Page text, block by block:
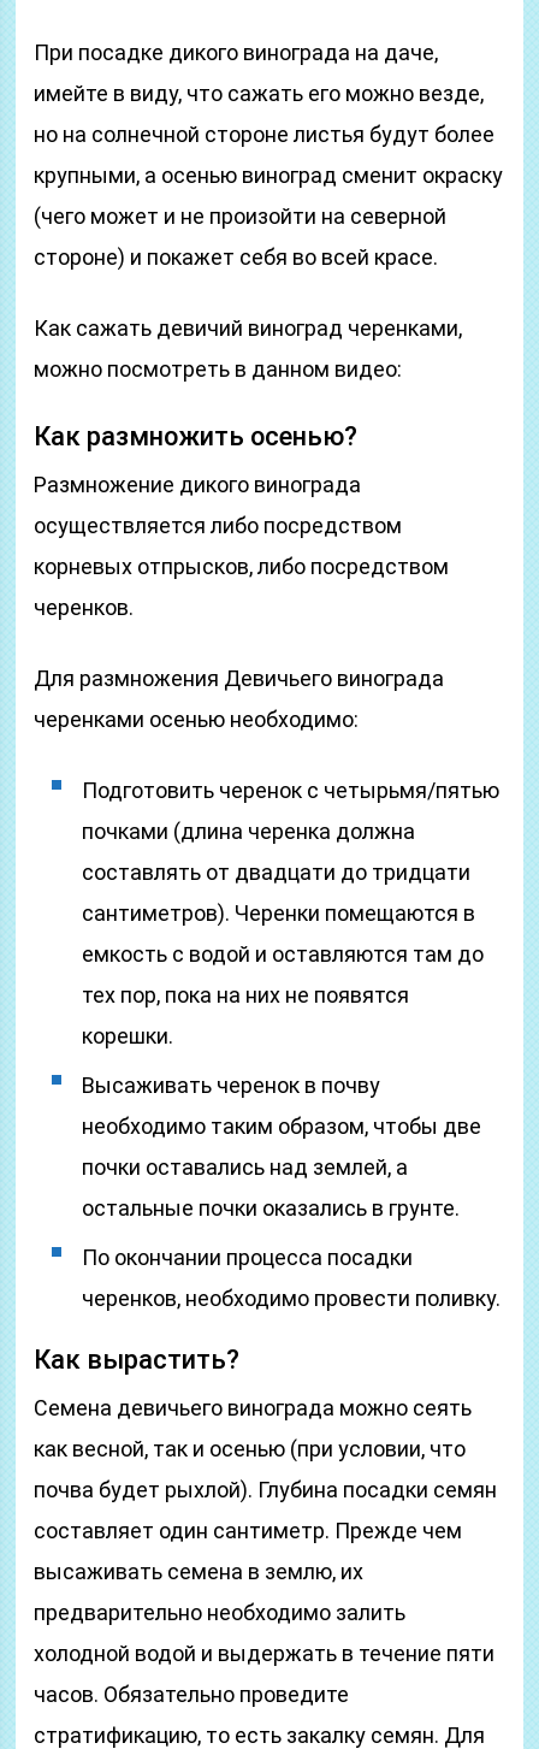
При посадке дикого винограда на даче,
имейте в виду, что сажать его можно везде,
но на солнечной стороне листья будут более
крупными, а осенью виноград сменит окраску
(чего может и не произойти на северной
стороне) и покажет себя во всей красе.
Как сажать девичий виноград черенками,
можно посмотреть в данном видео:
Как размножить осенью?
Размножение дикого винограда
осуществляется либо посредством
корневых отпрысков, либо посредством
черенков.
Для размножения Девичьего винограда
черенками осенью необходимо:
Подготовить черенок с четырьмя/пятью
почками (длина черенка должна
составлять от двадцати до тридцати
сантиметров). Черенки помещаются в
емкость с водой и оставляются там до
тех пор, пока на них не появятся
корешки.
Высаживать черенок в почву
необходимо таким образом, чтобы две
почки оставались над землей, а
остальные почки оказались в грунте.
По окончании процесса посадки
черенков, необходимо провести поливку.
Как вырастить?
Семена девичьего винограда можно сеять
как весной, так и осенью (при условии, что
почва будет рыхлой). Глубина посадки семян
составляет один сантиметр. Прежде чем
высаживать семена в землю, их
предварительно необходимо залить
холодной водой и выдержать в течение пяти
часов. Обязательно проведите
стратификацию, то есть закалку семян. Для